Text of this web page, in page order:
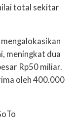
total sekitar
meningkat dua
Rp50 miliar.
oleh 400.000